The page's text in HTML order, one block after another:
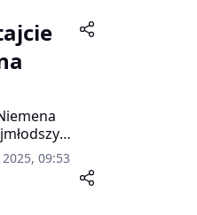
pierwsze
Szósta
09:53